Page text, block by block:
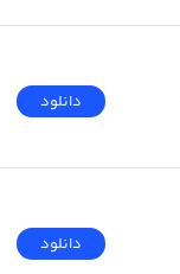
دانلود
دانلود